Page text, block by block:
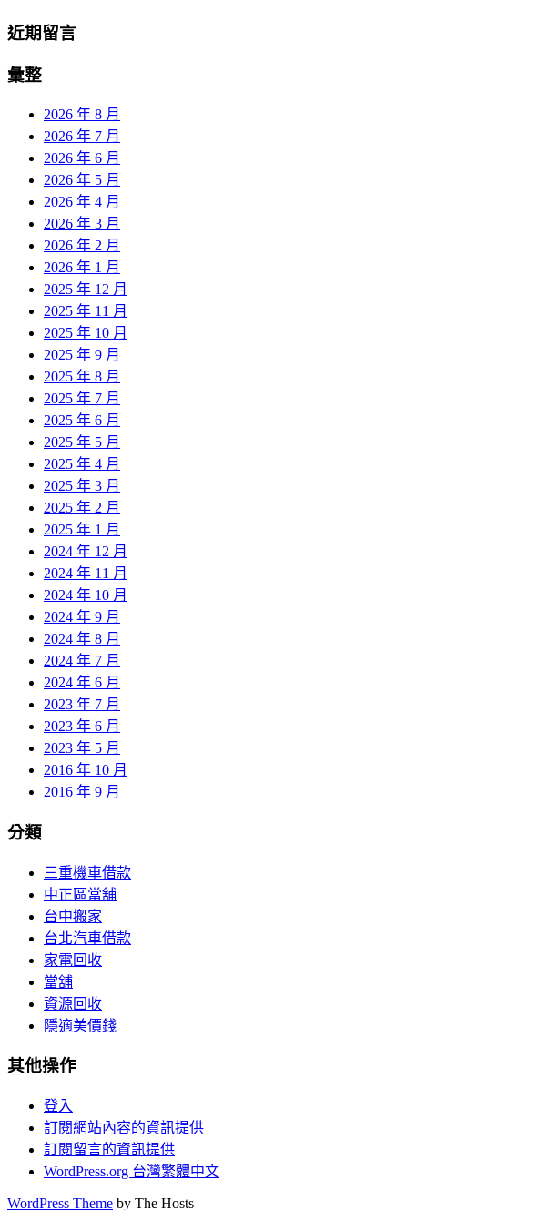
近期留言
彙整
2026 年 8 月
2026 年 7 月
2026 年 6 月
2026 年 5 月
2026 年 4 月
2026 年 3 月
2026 年 2 月
2026 年 1 月
2025 年 12 月
2025 年 11 月
2025 年 10 月
2025 年 9 月
2025 年 8 月
2025 年 7 月
2025 年 6 月
2025 年 5 月
2025 年 4 月
2025 年 3 月
2025 年 2 月
2025 年 1 月
2024 年 12 月
2024 年 11 月
2024 年 10 月
2024 年 9 月
2024 年 8 月
2024 年 7 月
2024 年 6 月
2023 年 7 月
2023 年 6 月
2023 年 5 月
2016 年 10 月
2016 年 9 月
分類
三重機車借款
中正區當舖
台中搬家
台北汽車借款
家電回收
當舖
資源回收
隱適美價錢
其他操作
登入
訂閱網站內容的資訊提供
訂閱留言的資訊提供
WordPress.org 台灣繁體中文
WordPress Theme by The Hosts